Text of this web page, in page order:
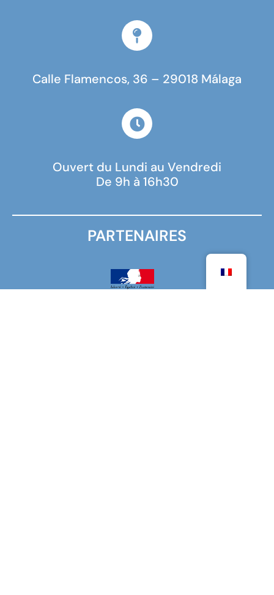
PARTENAIRES
Calle Flamencos, 36 – 29018 Málaga
Ouvert du Lundi au Vendredi
De 9h à 16h30